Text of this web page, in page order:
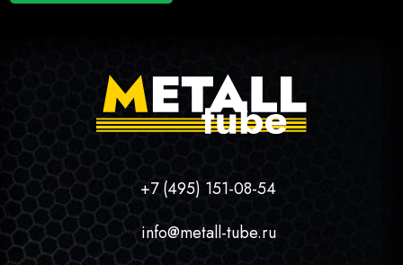
+7 (495) 151-08-54
info@metall-tube.ru